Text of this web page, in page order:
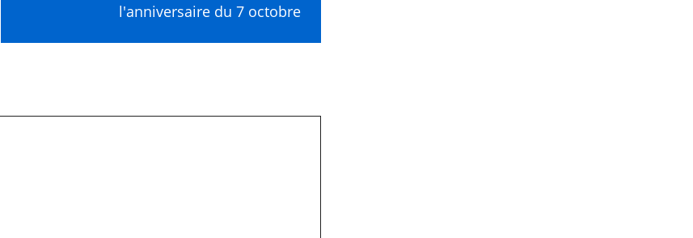
l'anniversaire du 7 octobre